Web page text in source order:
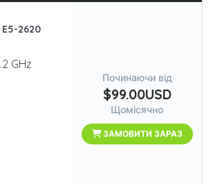
2620
GHz
Починаючи від
$99.00USD
Щомісячно
ЗАМОВИТИ ЗАРАЗ